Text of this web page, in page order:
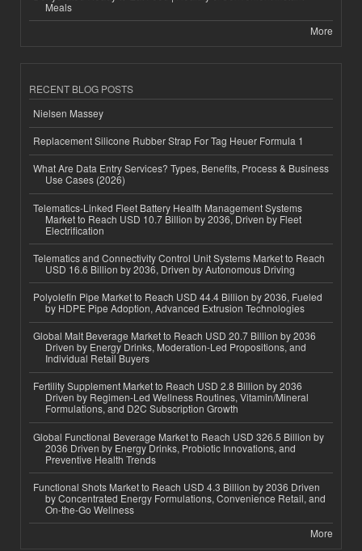
Meals
More
RECENT BLOG POSTS
Nielsen Massey
Replacement Silicone Rubber Strap For Tag Heuer Formula 1
What Are Data Entry Services? Types, Benefits, Process & Business
Use Cases (2026)
Telematics-Linked Fleet Battery Health Management Systems
Market to Reach USD 10.7 Billion by 2036, Driven by Fleet
Electrification
Telematics and Connectivity Control Unit Systems Market to Reach
USD 16.6 Billion by 2036, Driven by Autonomous Driving
Polyolefin Pipe Market to Reach USD 44.4 Billion by 2036, Fueled
by HDPE Pipe Adoption, Advanced Extrusion Technologies
Global Malt Beverage Market to Reach USD 20.7 Billion by 2036
Driven by Energy Drinks, Moderation-Led Propositions, and
Individual Retail Buyers
Fertility Supplement Market to Reach USD 2.8 Billion by 2036
Driven by Regimen-Led Wellness Routines, Vitamin/Mineral
Formulations, and D2C Subscription Growth
Global Functional Beverage Market to Reach USD 326.5 Billion by
2036 Driven by Energy Drinks, Probiotic Innovations, and
Preventive Health Trends
Functional Shots Market to Reach USD 4.3 Billion by 2036 Driven
by Concentrated Energy Formulations, Convenience Retail, and
On-the-Go Wellness
More